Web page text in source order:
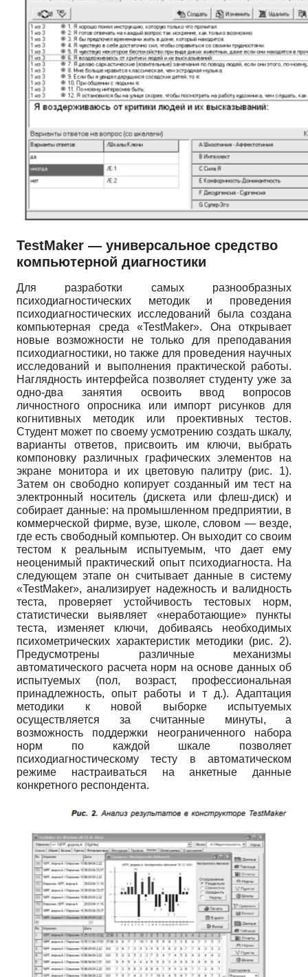
TestMaker — универсальное средство
компьютерной диагностики
Для разработки самых разнообразных
психодиагностических методик и проведения
психодиагностических исследований была создана
компьютерная среда «TestMaker». Она открывает
новые возможности не только для преподавания
психодиагностики, но также для проведения научных
исследований и выполнения практической работы.
Наглядность интерфейса позволяет студенту уже за
одно-два занятия освоить ввод вопросов
личностного опросника или импорт рисунков для
когнитивных методик или проективных тестов.
Студент может по своему усмотрению создать шкалу,
варианты ответов, присвоить им ключи, выбрать
компоновку различных графических элементов на
экране монитора и их цветовую палитру (рис. 1).
Затем он свободно копирует созданный им тест на
электронный носитель (дискета или флеш-диск) и
собирает данные: на промышленном предприятии, в
коммерческой фирме, вузе, школе, словом — везде,
где есть свободный компьютер. Он выходит со своим
тестом к реальным испытуемым, что дает ему
неоценимый практический опыт психодиагноста. На
следующем этапе он считывает данные в систему
«TestMaker», анализирует надежность и валидность
теста, проверяет устойчивость тестовых норм,
статистически выявляет «неработающие» пункты
теста, изменяет ключи, добиваясь необходимых
психометрических характеристик методики (рис. 2).
Предусмотрены различные механизмы
автоматического расчета норм на основе данных об
испытуемых (пол, возраст, профессиональная
принадлежность, опыт работы и т д.). Адаптация
методики к новой выборке испытуемых
осуществляется за считанные минуты, а
возможность поддержки неограниченного набора
норм по каждой шкале позволяет
психодиагностическому тесту в автоматическом
режиме настраиваться на анкетные данные
конкретного респондента.